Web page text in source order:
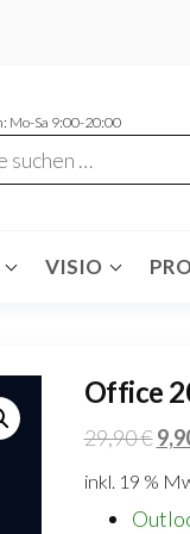
Mo-Sa 9:00-20:00
VISIO
Office
29,90€
inkl. 19 %